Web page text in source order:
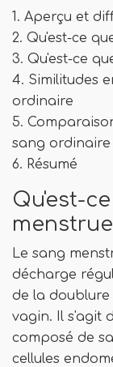
1. Aperçu et
2. Qu'est-ce
3. Qu'est-ce
4. Similitudes
ordinaire
5.
sang
6. Résumé
Qu'est-
Le sang
décharge
de la
vagin. Il s'agit
composé de
cellules